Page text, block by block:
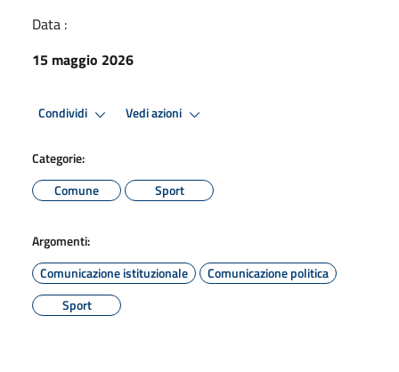
Data :
15 maggio 2026
Condividi Vedi azioni
Categorie:
Comune
Sport
Argomenti:
Comunicazione istituzionale
Comunicazione politica
Sport